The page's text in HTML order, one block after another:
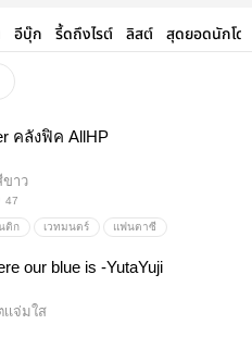
อีบุ๊ก รี้ดถึงไรต์ ลิสต์ สุดยอดนักโด
คลังฟิค AllHP
ขาว
47
ติก เวทมนตร์ แฟนตาซี
sb DMHP Drarry
our blue is -YutaYuji
เจ่มใส